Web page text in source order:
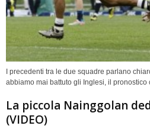
I precedenti tra le due squadre parlano
abbiamo mai battuto gli Inglesi, il pronostico
La piccola Nainggolan
(VIDEO)